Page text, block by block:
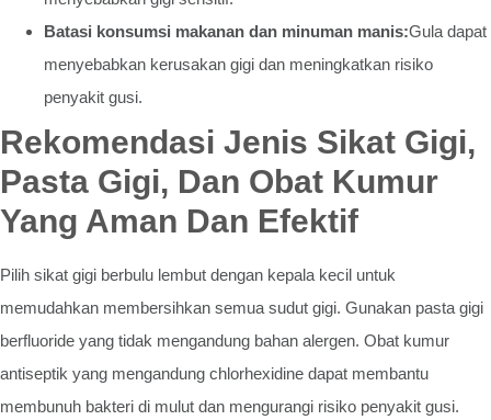
Batasi konsumsi makanan dan minuman manis:Gula dapat
menyebabkan kerusakan gigi dan meningkatkan risiko
penyakit gusi.
Rekomendasi Jenis Sikat Gigi,
Pasta Gigi, Dan Obat Kumur
Yang Aman Dan Efektif
Pilih sikat gigi berbulu lembut dengan kepala kecil untuk
memudahkan membersihkan semua sudut gigi. Gunakan pasta gigi
berfluoride yang tidak mengandung bahan alergen. Obat kumur
antiseptik yang mengandung chlorhexidine dapat membantu
membunuh bakteri di mulut dan mengurangi risiko penyakit gusi.